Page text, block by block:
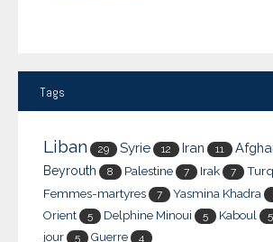
Tags
Liban 29 Syrie 12 Iran 11
Beyrouth 8 Palestine 7 Irak 7
Femmes-martyres 7 Yasmina Khadra
Orient
5 Delphine Minoui 5 Kaboul 5
jour
5 Guerre 4